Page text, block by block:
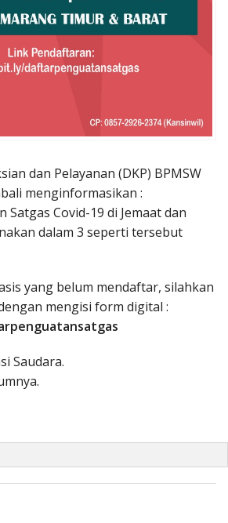
dan Pelayanan (DKP) BPMSW
menginformasikan :
Satgas Covid-19 di Jemaat dan
dalam 3 seperti tersebut
yang belum mendaftar, silahkan
mengisi form digital :
Saudara.